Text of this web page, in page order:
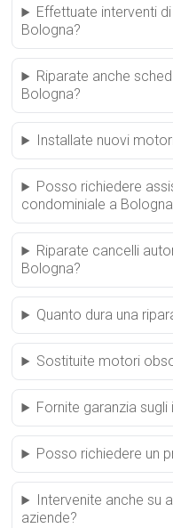
Effettuate interventi
Bologna?
Riparate anche
Bologna?
Installate nuovi
Posso richiedere
condominiale a
Riparate cancelli
Bologna?
Quanto dura una
Sostituite motori
Fornite garanzia
Posso richiedere un
Intervenite anche su
aziende?